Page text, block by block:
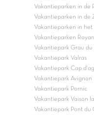
Vakantieparken in de
Vakantieparken in de
Vakantieparken in het
Vakantieparken Royan
Vakantiepark Grau du
Vakantiepark Valras
Vakantiepark Cap
Vakantiepark Avignon
Vakantiepark Pornic
Vakantiepark Vaison
Vakantiepark Pont du